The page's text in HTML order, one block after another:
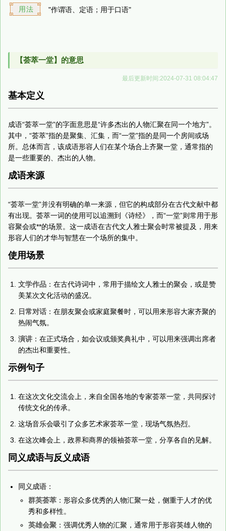
用法 "作谓语、定语；用于口语"
【荟萃一堂】的意思
最后更新时间:2024-07-31 08:04:47
基本定义
成语“荟萃一堂”的字面意思是“许多杰出的人物汇聚在同一个地方”。
其中，“荟萃”指的是聚集、汇集，而“一堂”指的是同一个房间或场
所。总体而言，该成语形容人们在某个场合上齐聚一堂，通常指的
是一些重要的、杰出的人物。
成语来源
“荟萃一堂”并没有明确的单一来源，但它的构成部分在古代文献中都
有出现。荟萃一词的使用可以追溯到《诗经》，而“一堂”则常用于形
容聚会或**的场景。这一成语在古代文人雅士聚会时常被提及，用来
形容人们的才华与智慧在一个场所的集中。
使用场景
文学作品 ：在古代诗词中，常用于描绘文人雅士的聚会，或是赞
美某次文化活动的盛况。
日常对话 ：在朋友聚会或家庭聚餐时，可以用来形容大家齐聚的
热闹气氛。
演讲 ：在正式场合，如会议或颁奖典礼中，可以用来强调出席者
的杰出和重要性。
示例句子
在这次文化交流会上，来自全国各地的专家荟萃一堂，共同探讨
传统文化的传承。
这场音乐会吸引了众多艺术家荟萃一堂，现场气氛热烈。
在这次峰会上，政界和商界的领袖荟萃一堂，分享各自的见解。
同义成语与反义成语
同义成语 ：
群英荟萃 ：形容众多优秀的人物汇聚一处，侧重于人才的优
秀和多样性。
英雄会聚 ：强调优秀人物的汇聚，通常用于形容英雄人物的